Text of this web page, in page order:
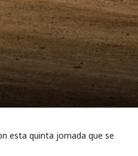
esta quinta jornada que se